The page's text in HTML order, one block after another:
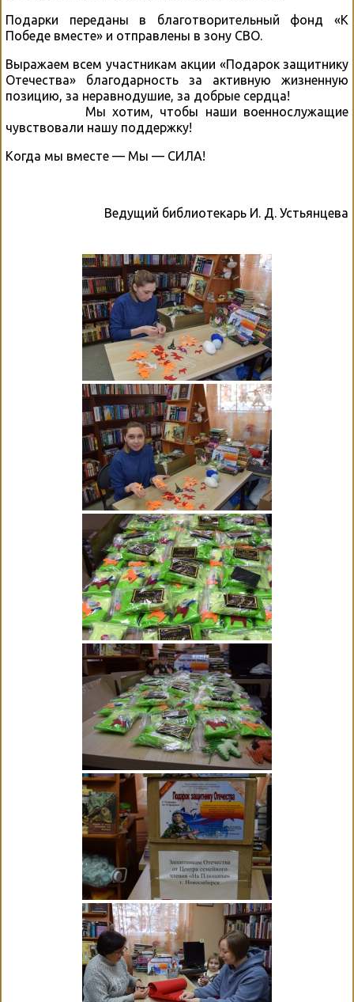
Подарки переданы в благотворительный фонд «К
Победе вместе» и отправлены в зону СВО.
Выражаем всем участникам акции «Подарок защитнику
Отечества» благодарность за активную жизненную
позицию, за неравнодушие, за добрые сердца!
Мы хотим, чтобы наши военнослужащие
чувствовали нашу поддержку!
Когда мы вместе — Мы — СИЛА!
Ведущий библиотекарь И. Д. Устьянцева